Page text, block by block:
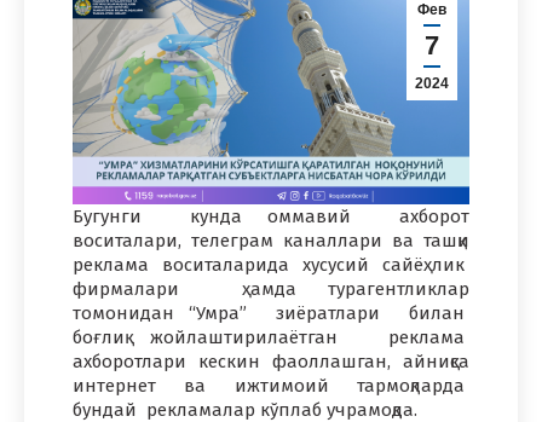
Фев
7
2024
Бугунги кунда оммавий ахборот
воситалари, телеграм каналлари ва ташқи
реклама воситаларида хусусий сайёҳлик
фирмалари ҳамда турагентликлар
томонидан “Умра” зиёратлари билан
боғлиқ жойлаштирилаётган реклама
ахборотлари кескин фаоллашган, айниқса
интернет ва ижтимоий тармоқларда
бундай рекламалар кўплаб учрамоқда.